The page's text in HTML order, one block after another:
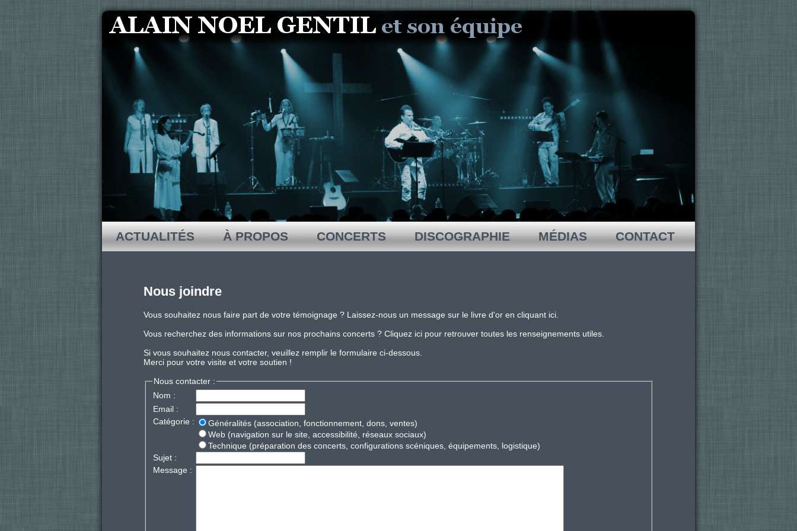
CONTACT
MÉDIAS
DISCOGRAPHIE
CONCERTS
À PROPOS
ACTUALITÉS
Nous joindre
Vous souhaitez nous faire part de votre témoignage ? Laissez-nous un message sur le livre d'or en cliquant ici.
Vous recherchez des informations sur nos prochains concerts ? Cliquez ici pour retrouver toutes les renseignements utiles.
Si vous souhaitez nous contacter, veuillez remplir le formulaire ci-dessous.
Merci pour votre visite et votre soutien !
Nous contacter :
Nom :
Email :
Catégorie :
Généralités (association, fonctionnement, dons, ventes)
Web (navigation sur le site, accessibilité, réseaux sociaux)
Technique (préparation des concerts, configurations scéniques, équipements, logistique)
Sujet :
Message :